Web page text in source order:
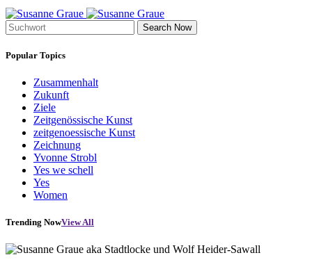
Search Now
Popular Topics
Zusammenhalt
Zukunft
Ziele
Zeitgenössische Kunst
zeitgenoessische Kunst
Zeichnung
Yvonne Strobl
Yes we schell
Yes
Women
Trending NowView All